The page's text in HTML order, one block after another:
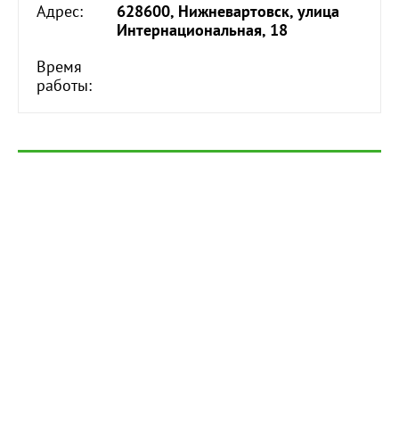
Адрес:
628600, Нижневартовск, улица
Интернациональная, 18
Время
работы: